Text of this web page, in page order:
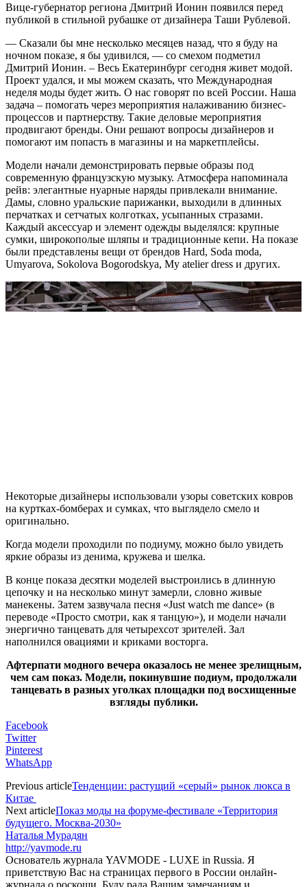
Вице-губернатор региона Дмитрий Ионин появился перед
публикой в стильной рубашке от дизайнера Таши Рублевой.
— Сказали бы мне несколько месяцев назад, что я буду на
ночном показе, я бы удивился, — со смехом подметил
Дмитрий Ионин. – Весь Екатеринбург сегодня живет модой.
Проект удался, и мы можем сказать, что Международная
неделя моды будет жить. О нас говорят по всей России. Наша
задача – помогать через мероприятия налаживанию бизнес-
процессов и партнерству. Такие деловые мероприятия
продвигают бренды. Они решают вопросы дизайнеров и
помогают им попасть в магазины и на маркетплейсы.
Модели начали демонстрировать первые образы под
современную французскую музыку. Атмосфера напоминала
рейв: элегантные нуарные наряды привлекали внимание.
Дамы, словно уральские парижанки, выходили в длинных
перчатках и сетчатых колготках, усыпанных стразами.
Каждый аксессуар и элемент одежды выделялся: крупные
сумки, широкополые шляпы и традиционные кепи. На показе
были представлены вещи от брендов Hard, Soda moda,
Umyarova, Sokolova Bogorodskya, My atelier dress и других.
Некоторые дизайнеры использовали узоры советских ковров
на куртках-бомберах и сумках, что выглядело смело и
оригинально.
Когда модели проходили по подиуму, можно было увидеть
яркие образы из денима, кружева и шелка.
В конце показа десятки моделей выстроились в длинную
цепочку и на несколько минут замерли, словно живые
манекены. Затем зазвучала песня «Just watch me dance» (в
переводе «Просто смотри, как я танцую»), и модели начали
энергично танцевать для четырехсот зрителей. Зал
наполнился овациями и криками восторга.
Афтерпати модного вечера оказалось не менее зрелищным,
чем сам показ. Модели, покинувшие подиум, продолжали
танцевать в разных уголках площадки под восхищенные
взгляды публики.
Facebook
Twitter
Pinterest
WhatsApp
Previous articleТенденции: растущий «серый» рынок люкса в
Китае
Next articleПоказ моды на форуме-фестивале «Территория
будущего. Москва-2030»
Наталья Мурадян
http://yavmode.ru
Основатель журнала YAVMODE - LUXE in Russia. Я
приветствую Вас на страницах первого в России онлайн-
журнала о роскоши. Буду рада Вашим замечаниям и